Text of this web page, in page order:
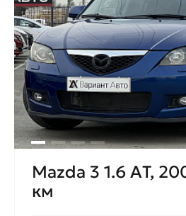
Mazda 3 1.6 AТ,
км